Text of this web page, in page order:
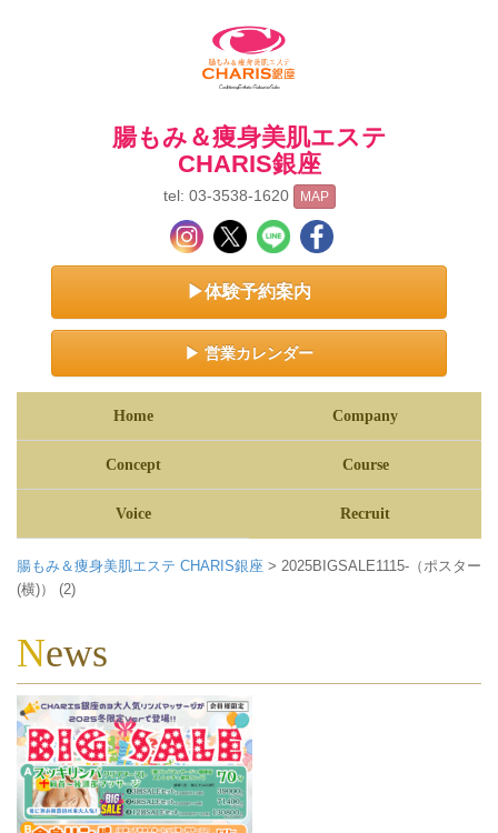
腸もみ＆痩身美肌エステ
CHARIS銀座
tel: 03-3538-1620 MAP
▶体験予約案内
▶ 営業カレンダー
Home Company
Concept Course
Voice Recruit
腸もみ＆痩身美肌エステ CHARIS銀座 > 2025BIGSALE1115-（ポスター
(横)） (2)
News